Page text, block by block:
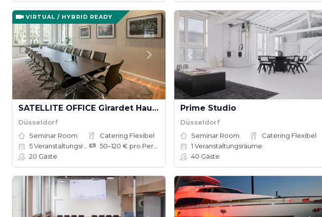
VIRTUAL / HYBRID READY
SATELLITE OFFICE Girardet Haus Königsallee
Düsseldorf
Seminar Room
Catering Flexibel
5Veranstaltungsräume
20 Gäste
Prime Studio
Düsseldorf
Seminar Room
Catering Flexibel
1 Veranstaltungsräume
40 Gäste